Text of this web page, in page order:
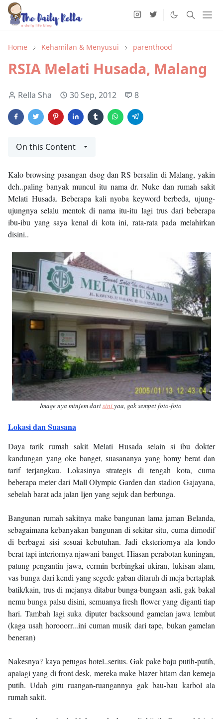
Home Kehamilan & Menyusui parenthood
RSIA Melati Husada, Malang
Rella Sha 30 Sep, 2012 8
On this Content
Kalo browsing pasangan dsog dan RS bersalin di Malang, yakin
deh..paling banyak muncul itu nama dr. Nuke dan rumah sakit
Melati Husada. Beberapa kali nyoba keyword berbeda, ujung-
ujungnya selalu mentok di nama itu-itu lagi trus dari beberapa
ibu-ibu yang saya kenal di kota ini, rata-rata pada melahirkan
disini..
Image nya minjem darisiniyaa, gak sempet foto-foto
Lokasi dan Suasana
Daya tarik rumah sakit Melati Husada selain si ibu dokter
kandungan yang oke banget, suasananya yang homy berat dan
tarif terjangkau. Lokasinya strategis di tengah kota, cuma
beberapa meter dari Mall Olympic Garden dan stadion Gajayana,
sebelah barat ada jalan Ijen yang sejuk dan berbunga.
Bangunan rumah sakitnya make bangunan lama jaman Belanda,
sebagaimana kebanyakan bangunan di sekitar situ, cuma dimodif
di berbagai sisi sesuai kebutuhan. Jadi eksteriornya ala londo
berat tapi interiornya njawani banget. Hiasan perabotan kuningan,
patung pengantin jawa, cermin berbingkai ukiran, lukisan alam,
vas bunga dari kendi yang segede gaban ditaruh di meja bertaplak
batik/kain, trus di mejanya ditabur bunga-bungaan asli, gak bakal
nemu bunga palsu disini, semuanya fresh flower yang diganti tiap
hari. Tambah lagi suka diputer backsound gamelan jawa lembut
(kaga usah horooorr...ini cuman musik dari tape, bukan gamelan
beneran)
Nakesnya? kaya petugas hotel..serius. Gak pake baju putih-putih,
apalagi yang di front desk, mereka make blazer hitam dan kemeja
putih. Udah gitu ruangan-ruangannya gak bau-bau karbol ala
rumah sakit.